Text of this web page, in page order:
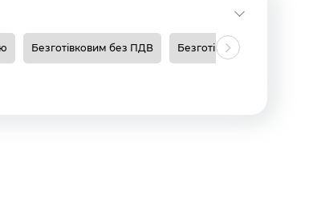
Безготівковим без ПДВ Безготівковим з ПДВ